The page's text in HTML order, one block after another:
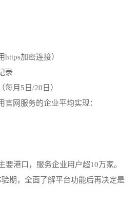
加密连接）
录
每月5日/20日）
官网服务的企业平均实现：
要港口，服务企业用户超10万家。
期，全面了解平台功能后再决定是